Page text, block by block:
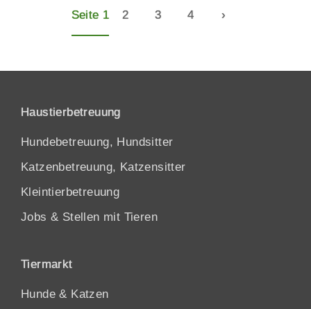
Seite 1 2 3 4 ›
Haustierbetreuung
Hundebetreuung, Hundsitter
Katzenbetreuung, Katzensitter
Kleintierbetreuung
Jobs & Stellen mit Tieren
Tiermarkt
Hunde & Katzen